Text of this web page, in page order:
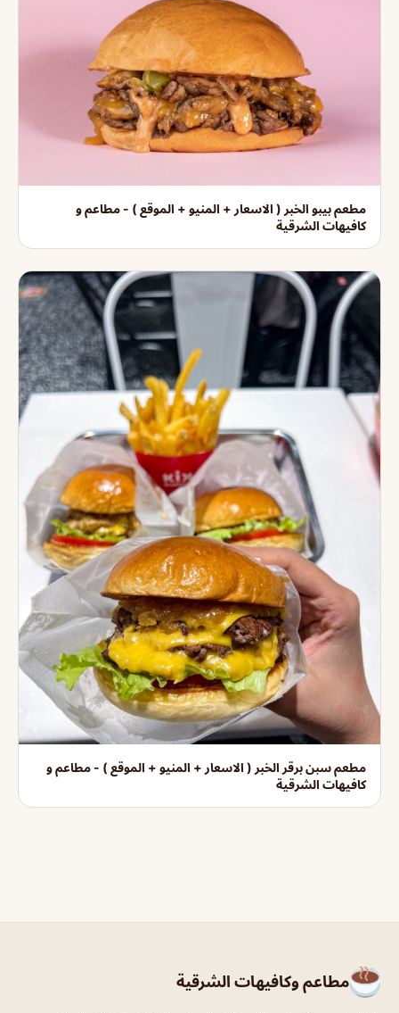
مطعم بيبو الخبر ( الاسعار + المنيو + الموقع ) - مطاعم و
كافيهات الشرقية
مطعم سبن برقر الخبر ( الاسعار + المنيو + الموقع ) - مطاعم و
كافيهات الشرقية
مطاعم وكافيهات الشرقية